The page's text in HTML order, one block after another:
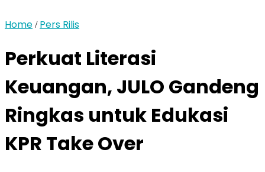
Home / Pers Rilis
Perkuat Literasi
Keuangan, JULO Gandeng
Ringkas untuk Edukasi
KPR Take Over